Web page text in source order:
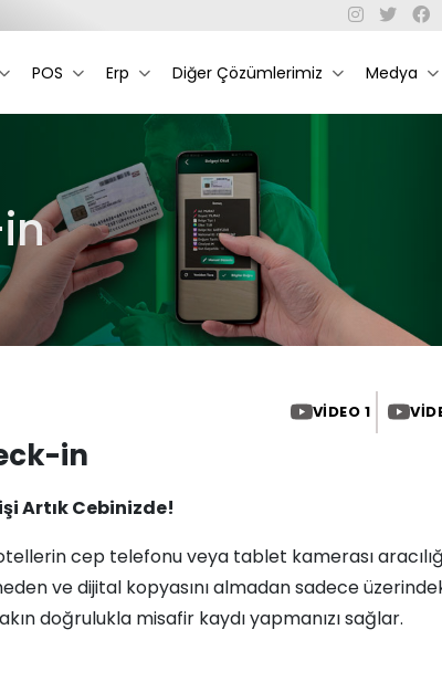
POS Erp Diğer Çözümlerimiz Medya
VIDEO 1
in
Artık Cebinizde!
cep telefonu veya tablet kamerası
ve dijital kopyasını almadan sadece
doğrulukla misafir kaydı yapmanızı sağlar.